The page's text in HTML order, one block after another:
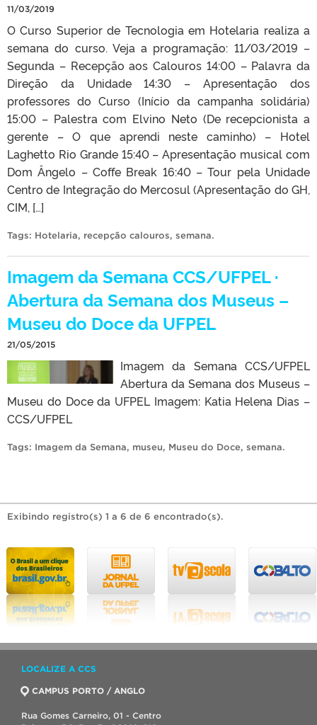
11/03/2019
O Curso Superior de Tecnologia em Hotelaria realiza a
semana do curso. Veja a programação: 11/03/2019 –
Segunda – Recepção aos Calouros 14:00 – Palavra da
Direção da Unidade 14:30 – Apresentação dos
professores do Curso (Início da campanha solidária)
15:00 – Palestra com Elvino Neto (De recepcionista a
gerente – O que aprendi neste caminho) – Hotel
Laghetto Rio Grande 15:40 – Apresentação musical com
Dom Ângelo – Coffe Break 16:40 – Tour pela Unidade
Centro de Integração do Mercosul (Apresentação do GH,
CIM, […]
Tags: Hotelaria, recepção calouros, semana.
Imagem da Semana CCS/UFPEL ·
Abertura da Semana dos Museus –
Museu do Doce da UFPEL
21/05/2015
Imagem da Semana CCS/UFPEL
Abertura da Semana dos Museus –
Museu do Doce da UFPEL Imagem: Katia Helena Dias –
CCS/UFPEL
Tags: Imagem da Semana, museu, Museu do Doce, semana.
Exibindo registro(s) 1 a 6 de 6 encontrado(s).
LOCALIZE A CCS
CAMPUS PORTO / ANGLO
Rua Gomes Carneiro, 01 - Centro